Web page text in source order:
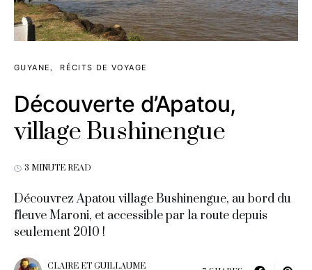
GUYANE RÉCITS DE VOYAGE
Découverte d’Apatou,
village Bushinengue
3 MINUTE READ
Découvrez Apatou village Bushinengue, au bord du
fleuve Maroni, et accessible par la route depuis
seulement 2010 !
CLAIRE ET GUILLAUME